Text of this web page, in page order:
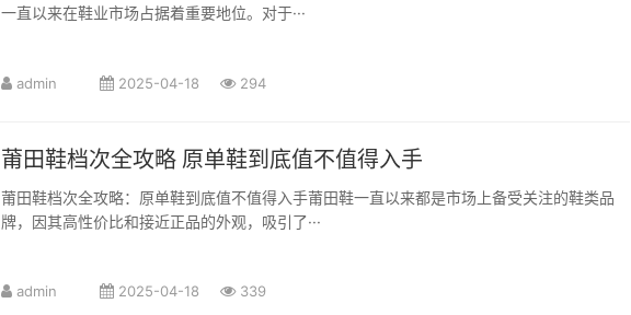
一直以来在鞋业市场占据着重要地位。对于···
admin 2025-04-18 294
莆田鞋档次全攻略 原单鞋到底值不值得入手
莆田鞋档次全攻略：原单鞋到底值不值得入手莆田鞋一直以来都是市场上备受关注的鞋类品
牌，因其高性价比和接近正品的外观，吸引了···
admin 2025-04-18 339